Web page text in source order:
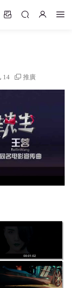
14 推廣